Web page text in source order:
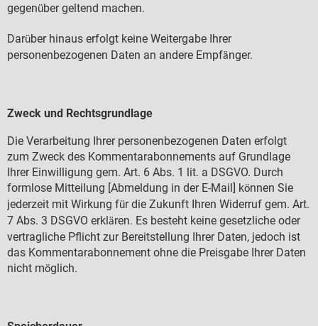
gegenüber geltend machen.
Darüber hinaus erfolgt keine Weitergabe Ihrer
personenbezogenen Daten an andere Empfänger.
Zweck und Rechtsgrundlage
Die Verarbeitung Ihrer personenbezogenen Daten erfolgt
zum Zweck des Kommentarabonnements auf Grundlage
Ihrer Einwilligung gem. Art. 6 Abs. 1 lit. a DSGVO. Durch
formlose Mitteilung [Abmeldung in der E-Mail] können Sie
jederzeit mit Wirkung für die Zukunft Ihren Widerruf gem. Art.
7 Abs. 3 DSGVO erklären. Es besteht keine gesetzliche oder
vertragliche Pflicht zur Bereitstellung Ihrer Daten, jedoch ist
das Kommentarabonnement ohne die Preisgabe Ihrer Daten
nicht möglich.